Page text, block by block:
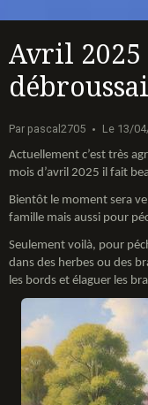
Avril 2025
Par pascal2705 Le 13/
Actuellement c’est très
mois d’avril 2025 il fait
Bientôt le moment sera
famille mais aussi pour
Seulement voilà, pour
dans des herbes ou des
les bords et élaguer les